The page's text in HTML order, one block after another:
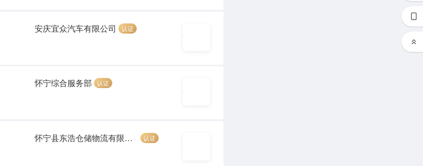
安庆宜众汽车有限公司 认证
怀宁综合服务部 认证
怀宁县东浩仓储物流有限公司 认证